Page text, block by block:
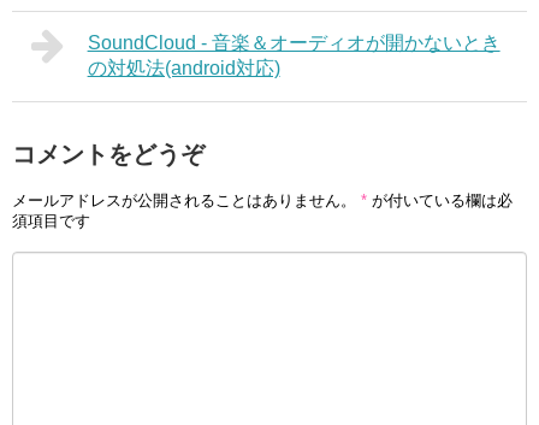
SoundCloud - 音楽＆オーディオが開かないとき
の対処法(android対応)
コメントをどうぞ
メールアドレスが公開されることはありません。 * が付いている欄は必
須項目です